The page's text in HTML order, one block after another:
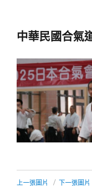
中華民國合氣
上一張圖片 下一張圖片